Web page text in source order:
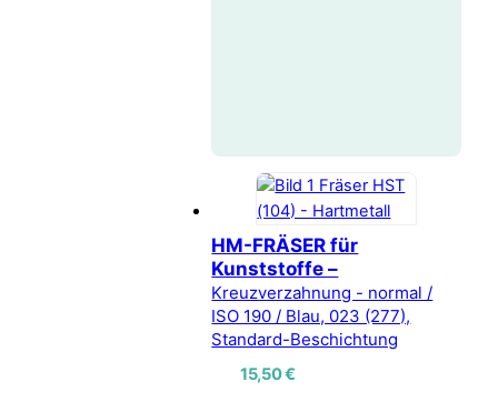
HM-FRÄSER für
Kunststoffe –
Kreuzverzahnung - normal /
ISO 190 / Blau, 023 (277),
Standard-Beschichtung
15,50€